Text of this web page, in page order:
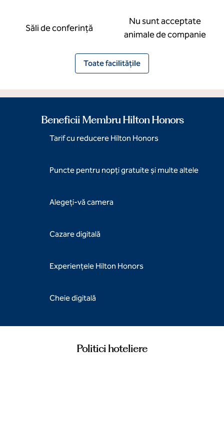
Săli de conferință
Nu sunt acceptate
animale de companie
Toate facilitățile
Beneficii Membru Hilton Honors
Tarif cu reducere Hilton Honors
Puncte pentru nopți gratuite și multe altele
Alegeți-vă camera
Cazare digitală
Experiențele Hilton Honors
Cheie digitală
Politici hoteliere